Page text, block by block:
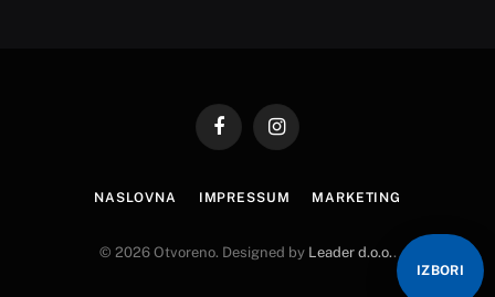
FacebookInstagram
NASLOVNA IMPRESSUM MARKETING
© 2026 Otvoreno. Designed by Leader d.o.o. .
IZBORI